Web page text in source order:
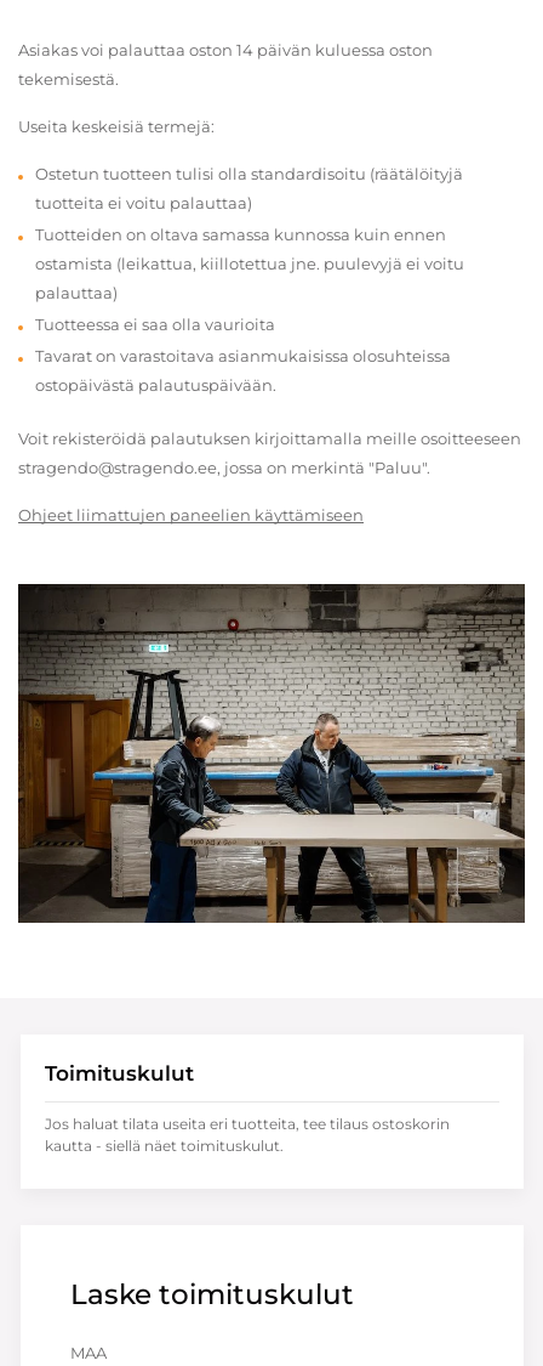
Asiakas voi palauttaa oston 14 päivän kuluessa oston
tekemisestä.
Useita keskeisiä termejä:
Ostetun tuotteen tulisi olla standardisoitu (räätälöityjä
tuotteita ei voitu palauttaa)
Tuotteiden on oltava samassa kunnossa kuin ennen
ostamista (leikattua, kiillotettua jne. puulevyjä ei voitu
palauttaa)
Tuotteessa ei saa olla vaurioita
Tavarat on varastoitava asianmukaisissa olosuhteissa
ostopäivästä palautuspäivään.
Voit rekisteröidä palautuksen kirjoittamalla meille osoitteeseen
stragendo@stragendo.ee, jossa on merkintä "Paluu".
Ohjeet liimattujen paneelien käyttämiseen
Laske toimituskulut
MAA
Toimituskulut
Jos haluat tilata useita eri tuotteita, tee tilaus ostoskorin
kautta - siellä näet toimituskulut.